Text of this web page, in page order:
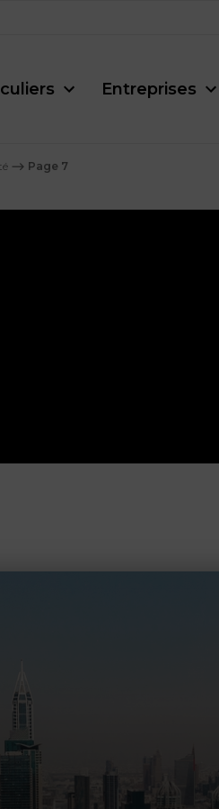
Entreprises
⟶ Page 7